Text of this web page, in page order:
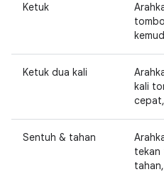
Ketuk
Ketuk dua kali
kali
Sentuh & tahan
tekan